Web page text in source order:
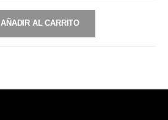
AÑADIR AL CARRITO